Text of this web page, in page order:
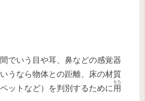
でいう目や耳、鼻などの感覚器
うなら物体との距離、床の材質
ットなど）を判別するために用
もち